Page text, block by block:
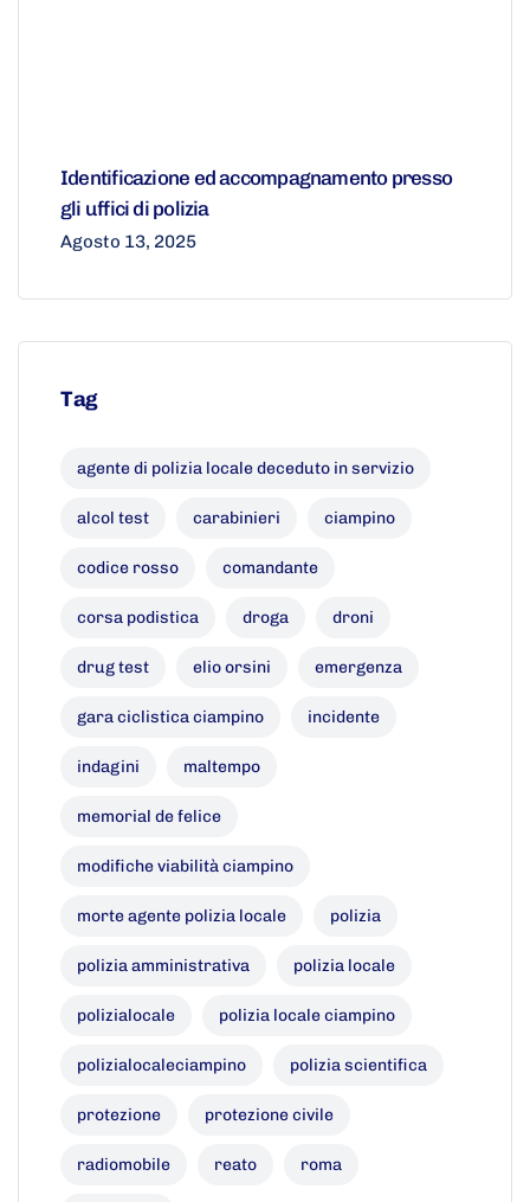
Identificazione ed accompagnamento presso
gli uffici di polizia
Agosto 13, 2025
Tag
agente di polizia locale deceduto in servizio
alcol test carabinieri ciampino
codice rosso comandante
corsa podistica droga droni
drug test elio orsini emergenza
gara ciclistica ciampino incidente
indagini maltempo
memorial de felice
modifiche viabilità ciampino
morte agente polizia locale polizia
polizia amministrativa polizia locale
polizialocale polizia locale ciampino
polizialocaleciampino polizia scientifica
protezione protezione civile
radiomobile reato roma